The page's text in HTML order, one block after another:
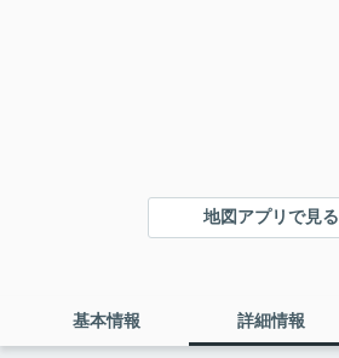
地図アプリで見る
基本情報 詳細情報